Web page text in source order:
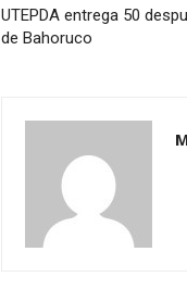
UTEPDA entrega 50
de Bahoruco